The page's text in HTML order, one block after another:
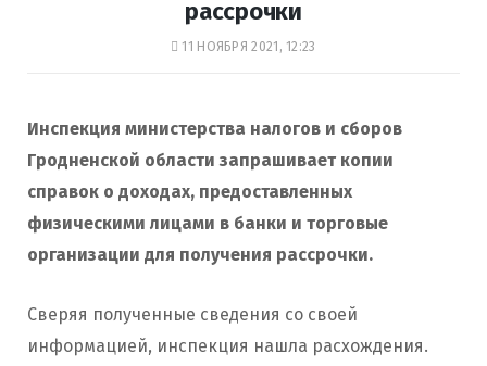
рассрочки
11 НОЯБРЯ 2021, 12:23
Инспекция министерства налогов и сборов
Гродненской области запрашивает копии
справок о доходах, предоставленных
физическими лицами в банки и торговые
организации для получения рассрочки.
Сверяя полученные сведения со своей
информацией, инспекция нашла расхождения.